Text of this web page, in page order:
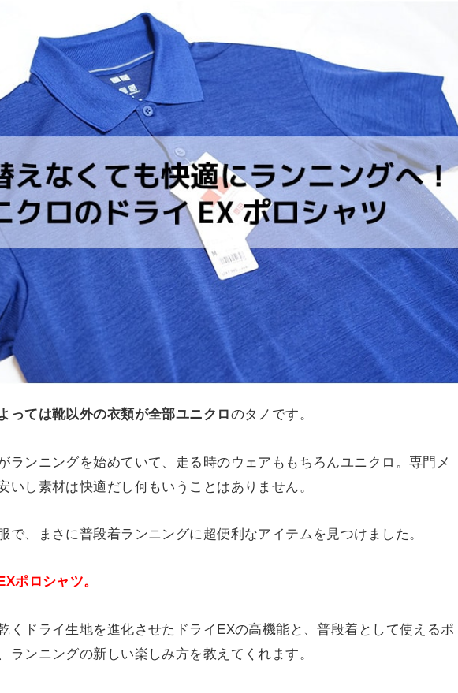
っては靴以外の衣類が全部ユニクロのタノです。
ランニングを始めていて、走る時のウェアももちろんユニクロ。専門メ
いし素材は快適だし何もいうことはありません。
で、まさに普段着ランニングに超便利なアイテムを見つけました。
ポロシャツ。
くドライ生地を進化させたドライEXの高機能と、普段着として使えるポ
ランニングの新しい楽しみ方を教えてくれます。